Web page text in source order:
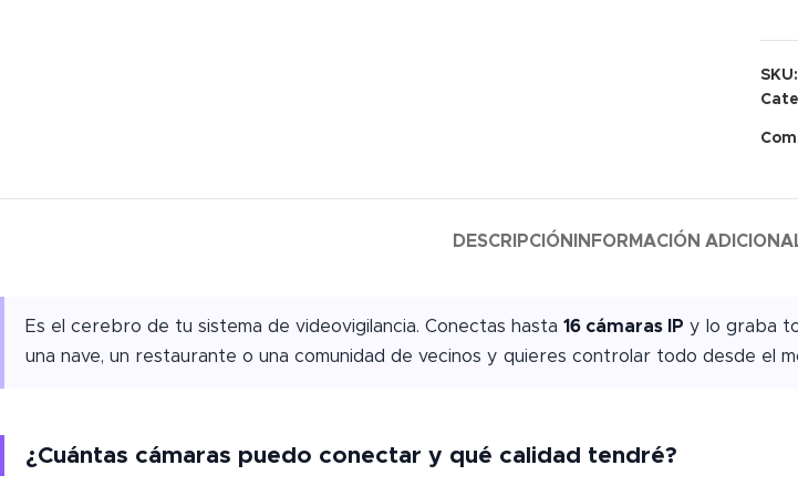
SKU:
DESCRIPCIÓN INFORMACIÓN
Es el cerebro de tu sistema de videovigilancia. Conectas hasta16 cámaras IP y lo graba
una nave, un restaurante o una comunidad de vecinos y quieres controlar todo desde el
¿Cuántas cámaras puedo conectar y qué calidad tendré?